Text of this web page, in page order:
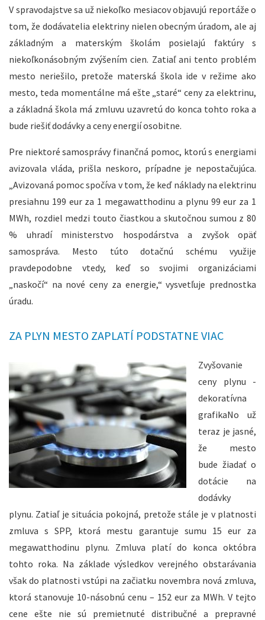
V spravodajstve sa už niekoľko mesiacov objavujú reportáže o
tom, že dodávatelia elektriny nielen obecným úradom, ale aj
základným a materským školám posielajú faktúry s
niekoľkonásobným zvýšením cien. Zatiaľ ani tento problém
mesto neriešilo, pretože materská škola ide v režime ako
mesto, teda momentálne má ešte „staré“ ceny za elektrinu,
a základná škola má zmluvu uzavretú do konca tohto roka a
bude riešiť dodávky a ceny energií osobitne.
Pre niektoré samosprávy finančná pomoc, ktorú s energiami
avizovala vláda, prišla neskoro, prípadne je nepostačujúca.
„Avizovaná pomoc spočíva v tom, že keď náklady na elektrinu
presiahnu 199 eur za 1 megawatthodinu a plynu 99 eur za 1
MWh, rozdiel medzi touto čiastkou a skutočnou sumou z 80
% uhradí ministerstvo hospodárstva a zvyšok opäť
samospráva. Mesto túto dotačnú schému využije
pravdepodobne vtedy, keď so svojimi organizáciami
„naskočí“ na nové ceny za energie,“ vysvetľuje prednostka
úradu.
ZA PLYN MESTO ZAPLATÍ PODSTATNE VIAC
Zvyšovanie
ceny plynu -
dekoratívna
grafikaNo už
teraz je jasné,
že mesto
bude žiadať o
dotácie na
dodávky
plynu. Zatiaľ je situácia pokojná, pretože stále je v platnosti
zmluva s SPP, ktorá mestu garantuje sumu 15 eur za
megawatthodinu plynu. Zmluva platí do konca októbra
tohto roka. Na základe výsledkov verejného obstarávania
však do platnosti vstúpi na začiatku novembra nová zmluva,
ktorá stanovuje 10-násobnú cenu – 152 eur za MWh. V tejto
cene ešte nie sú premietnuté distribučné a prepravné